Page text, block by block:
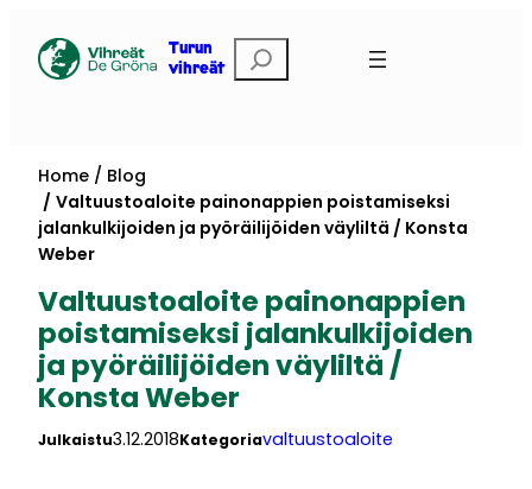
content
Turun
vihreät
Etsi
Home
Blog
Valtuustoaloite painonappien poistamiseksi
jalankulkijoiden ja pyöräilijöiden väyliltä / Konsta
Weber
Valtuustoaloite painonappien
poistamiseksi jalankulkijoiden
ja pyöräilijöiden väyliltä /
Konsta Weber
Julkaistu3.12.2018Kategoriavaltuustoaloite